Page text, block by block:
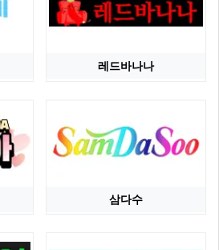
레드바나나
삼다수